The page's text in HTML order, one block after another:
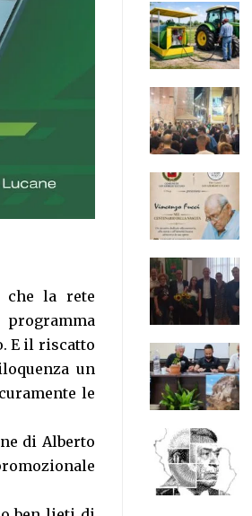
la rete
E il riscatto
un
le
di Alberto